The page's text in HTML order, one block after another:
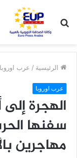
عن
الرئيسية / عرب اوروبا
عرب اوروبا
سفنها
مهاجرين